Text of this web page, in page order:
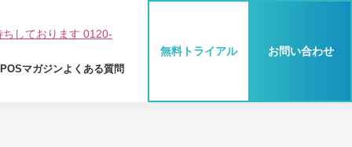
マガジンよくある質問
無料トライアル お問い合わせ